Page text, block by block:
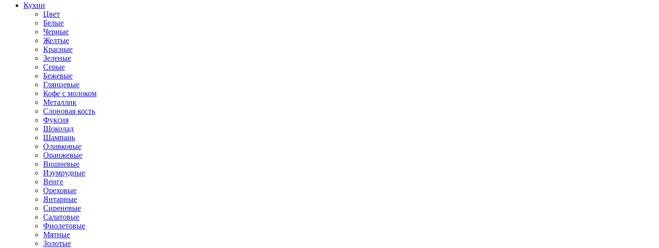
Кухни
Цвет
Белые
Черные
Желтые
Красные
Зеленые
Серые
Бежевые
Глянцевые
Кофе с молоком
Металлик
Слоновая кость
Фуксия
Шоколад
Шампань
Оливковые
Оранжевые
Вишневые
Изумрудные
Венге
Ореховые
Янтарные
Сиреневые
Салатовые
Фиолетовые
Мятные
Золотые